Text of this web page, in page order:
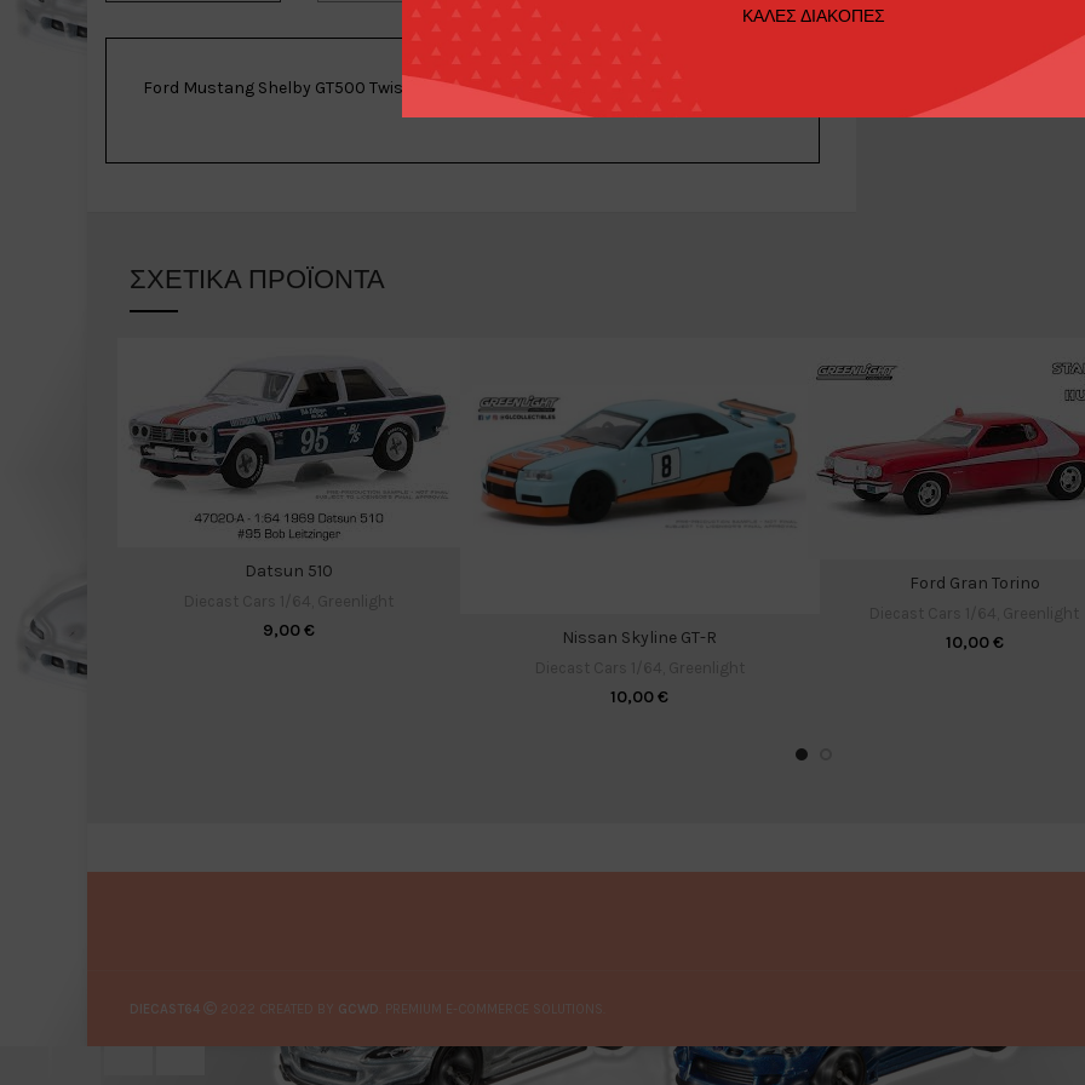
ΚΑΛΕΣ ΔΙΑΚΟΠΕΣ
Ford Mustang Shelby GT500 Twister Orange
ΣΧΕΤΙΚΆ ΠΡΟΪΌΝΤΑ
Datsun 510
9,00€ Nissan Skyline GT-R
10,00€
Ford Gran Torino
10,00€
DIECAST64 2022 CREATED BY GCWD . PREMIUM E-COMMERCE SOLUTIONS.